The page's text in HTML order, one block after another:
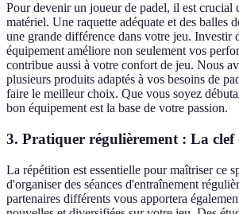
Pour devenir un joueur de padel, il est crucial
matériel. Une raquette adéquate et des balles
une grande différence dans votre jeu. Investir
équipement améliore non seulement vos
contribue aussi à votre confort de jeu. Nous
plusieurs produits adaptés à vos besoins de
faire le meilleur choix. Que vous soyez
bon équipement est la base de votre passion.
3. Pratiquer régulièrement : La
La répétition est essentielle pour maîtriser ce
d'organiser des séances d'entraînement
partenaires différents vous apportera